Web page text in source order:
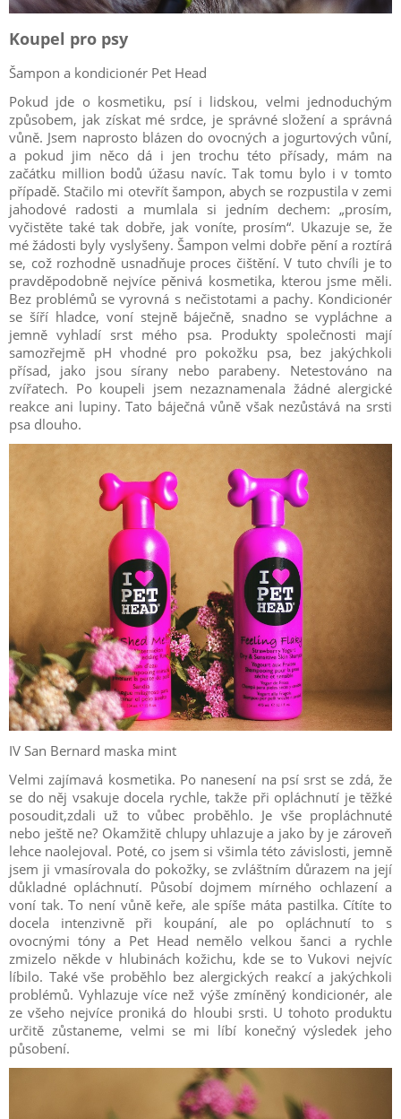
Koupel pro psy
Šampon a kondicionér Pet Head
Pokud jde o kosmetiku, psí i lidskou, velmi jednoduchým
způsobem, jak získat mé srdce, je správné složení a správná
vůně. Jsem naprosto blázen do ovocných a jogurtových vůní,
a pokud jim něco dá i jen trochu této přísady, mám na
začátku million bodů úžasu navíc. Tak tomu bylo i v tomto
případě. Stačilo mi otevřít šampon, abych se rozpustila v zemi
jahodové radosti a mumlala si jedním dechem: „prosím,
vyčistěte také tak dobře, jak voníte, prosím“. Ukazuje se, že
mé žádosti byly vyslyšeny. Šampon velmi dobře pění a roztírá
se, což rozhodně usnadňuje proces čištění. V tuto chvíli je to
pravděpodobně nejvíce pěnivá kosmetika, kterou jsme měli.
Bez problémů se vyrovná s nečistotami a pachy. Kondicionér
se šíří hladce, voní stejně báječně, snadno se vypláchne a
jemně vyhladí srst mého psa. Produkty společnosti mají
samozřejmě pH vhodné pro pokožku psa, bez jakýchkoli
přísad, jako jsou sírany nebo parabeny. Netestováno na
zvířatech. Po koupeli jsem nezaznamenala žádné alergické
reakce ani lupiny. Tato báječná vůně však nezůstává na srsti
psa dlouho.
IV San Bernard maska mint
Velmi zajímavá kosmetika. Po nanesení na psí srst se zdá, že
se do něj vsakuje docela rychle, takže při opláchnutí je těžké
posoudit,zdali už to vůbec proběhlo. Je vše propláchnuté
nebo ještě ne? Okamžitě chlupy uhlazuje a jako by je zároveň
lehce naolejoval. Poté, co jsem si všimla této závislosti, jemně
jsem ji vmasírovala do pokožky, se zvláštním důrazem na její
důkladné opláchnutí. Působí dojmem mírného ochlazení a
voní tak. To není vůně keře, ale spíše máta pastilka. Cítíte to
docela intenzivně při koupání, ale po opláchnutí to s
ovocnými tóny a Pet Head nemělo velkou šanci a rychle
zmizelo někde v hlubinách kožichu, kde se to Vukovi nejvíc
líbilo. Také vše proběhlo bez alergických reakcí a jakýchkoli
problémů. Vyhlazuje více než výše zmíněný kondicionér, ale
ze všeho nejvíce proniká do hloubi srsti. U tohoto produktu
určitě zůstaneme, velmi se mi líbí konečný výsledek jeho
působení.